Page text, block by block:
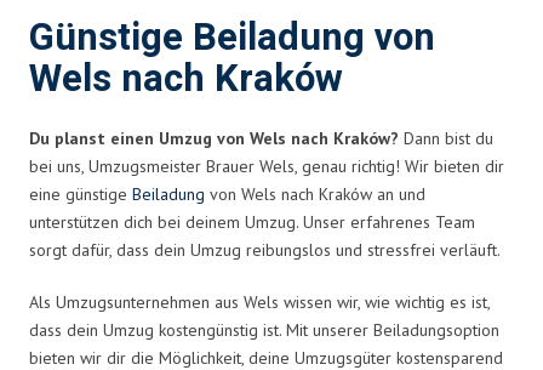
Günstige Beiladung von
Wels nach Kraków
Du planst einen Umzug von Wels nach Kraków? Dann bist du
bei uns, Umzugsmeister Brauer Wels, genau richtig! Wir bieten dir
eine günstige Beiladung von Wels nach Kraków an und
unterstützen dich bei deinem Umzug. Unser erfahrenes Team
sorgt dafür, dass dein Umzug reibungslos und stressfrei verläuft.
Als Umzugsunternehmen aus Wels wissen wir, wie wichtig es ist,
dass dein Umzug kostengünstig ist. Mit unserer Beiladungsoption
bieten wir dir die Möglichkeit, deine Umzugsgüter kostensparend